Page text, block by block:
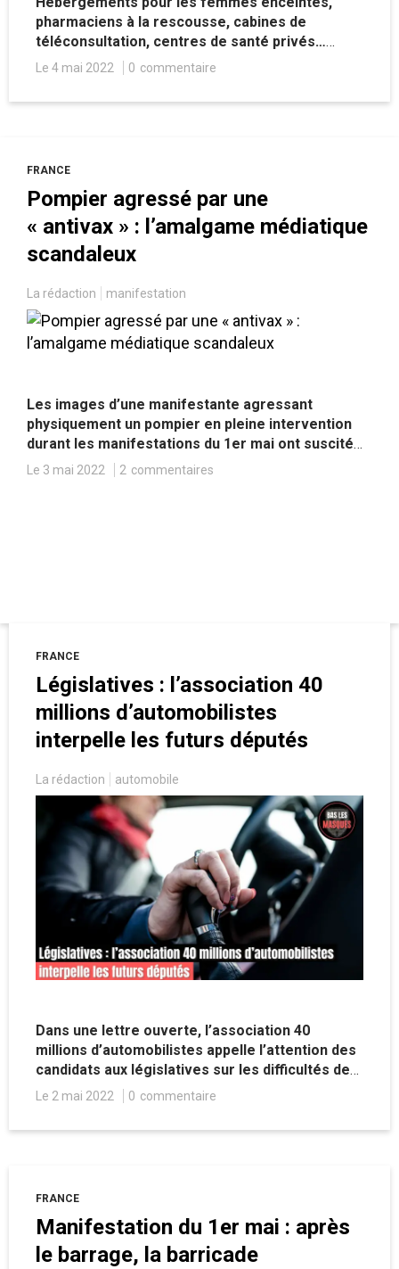
pharmaciens à la rescousse, cabines de
téléconsultation, centres de santé privés…
Faute de pouvoir résoudre le problème des
casse avec des dispositifs cache-misère.
Le 4 mai 2022 0 commentaire
FRANCE
Pompier agressé par une
« antivax » : l’amalgame médiatique
scandaleux
La rédaction manifestation
Les images d’une manifestante agressant
physiquement un pompier en pleine intervention
durant les manifestations du 1er mai ont suscité
une vive et légitime indignation, avant que cette
Le 3 mai 2022 2 commentaires
FRANCE
Législatives : l’association 40
millions d’automobilistes
interpelle les futurs députés
La rédaction automobile
Dans une lettre ouverte, l’association 40
millions d’automobilistes appelle l’attention des
candidats aux législatives sur les difficultés des
conducteurs Français, entre prix des
des villes par le mécanisme des ZFE, les
Le 2 mai 2022 0 commentaire
FRANCE
Manifestation du 1er mai : après
le barrage, la barricade